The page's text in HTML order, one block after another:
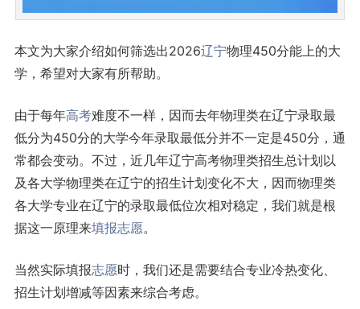
本文为大家介绍如何筛选出2026辽宁物理450分能上的大
学，希望对大家有所帮助。
由于每年高考难度不一样，因而去年物理类在辽宁录取最
低分为450分的大学今年录取最低分并不一定是450分，通
常都会变动。不过，近几年辽宁高考物理类招生总计划以
及各大学物理类在辽宁的招生计划变化不大，因而物理类
各大学专业在辽宁的录取最低位次相对稳定，我们就是根
据这一原理来填报志愿。
当然实际填报志愿时，我们还是需要结合专业冷热变化、
招生计划增减等因素来综合考虑。